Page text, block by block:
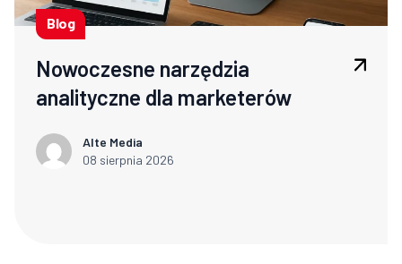
Blog
Nowoczesne narzędzia
analityczne dla marketerów
Alte Media
08 sierpnia 2026